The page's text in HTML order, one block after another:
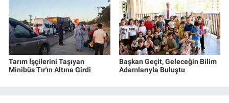
Tarım İşçilerini Taşıyan
Minibüs Tır'ın Altına Girdi
Başkan Geçit, Geleceğin Bilim
Adamlarıyla Buluştu